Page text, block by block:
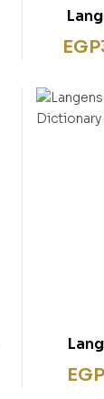
EGP
EGP